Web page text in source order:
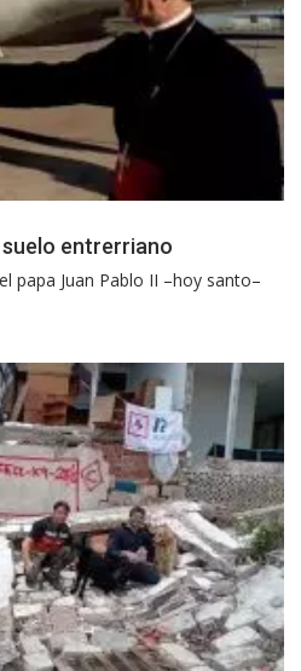
suelo entrerriano
papa Juan Pablo II –hoy santo–